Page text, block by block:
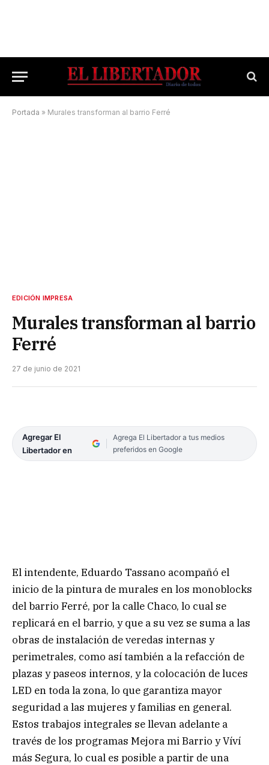
Portada » Murales transforman al barrio Ferré
EDICIÓN IMPRESA
Murales transforman al barrio
Ferré
27 de junio de 2021
Agregar El
Libertador en
Agrega El Libertador a tus medios
preferidos en Google
El intendente, Eduardo Tassano acompañó el
inicio de la pintura de murales en los monoblocks
del barrio Ferré, por la calle Chaco, lo cual se
replicará en el barrio, y que a su vez se suma a las
obras de instalación de veredas internas y
perimetrales, como así también a la refacción de
plazas y paseos internos, y la colocación de luces
LED en toda la zona, lo que garantiza mayor
seguridad a las mujeres y familias en general.
Estos trabajos integrales se llevan adelante a
través de los programas Mejora mi Barrio y Víví
más Segura, lo cual es posible a partir de una